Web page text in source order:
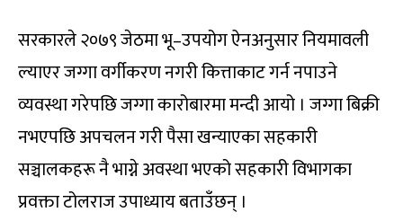
सरकारले २०७९ जेठमा भू–उपयोग ऐनअनुसार नियमावली
ल्याएर जग्गा वर्गीकरण नगरी कित्ताकाट गर्न नपाउने
व्यवस्था गरेपछि जग्गा कारोबारमा मन्दी आयो । जग्गा बिक्री
नभएपछि अपचलन गरी पैसा खन्याएका सहकारी
सञ्चालकहरू नै भाग्ने अवस्था भएको सहकारी विभागका
प्रवक्ता टोलराज उपाध्याय बताउँछन् ।